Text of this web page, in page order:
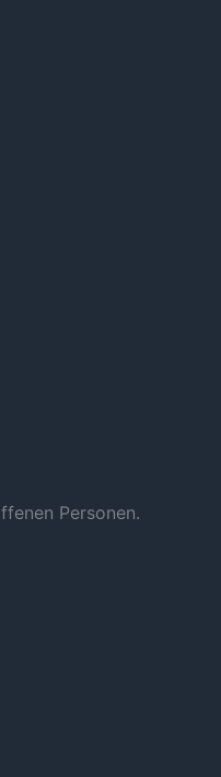
Personen.